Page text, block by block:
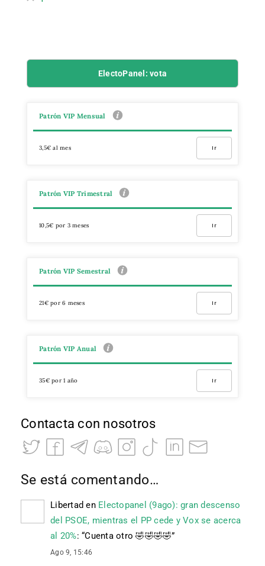
ElectoPanel: vota
Patrón VIP Mensual
3,5€ al mes Ir
Patrón VIP Trimestral
10,5€ por 3 meses Ir
Patrón VIP Semestral
21€ por 6 meses Ir
Patrón VIP Anual
35€ por 1 año Ir
Contacta con nosotros
Se está comentando…
Libertad en Electopanel (9ago): gran descenso
del PSOE, mientras el PP cede y Vox se acerca
al 20%: “Cuenta otro 🤣🤣🤣🤣”
Ago 9, 15:46